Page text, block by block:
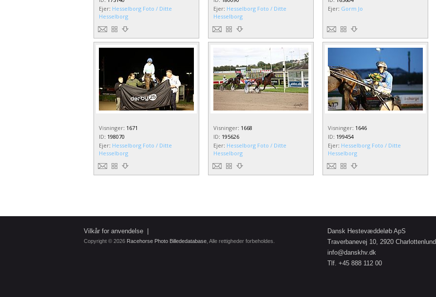
Ejer: Hesselborg Foto / Ditte
Hesselborg
Ejer: Hesselborg Foto / Ditte
Hesselborg
Ejer: Gorm Jo
Visninger: 1671
ID: 198070
Ejer: Hesselborg Foto / Ditte
Hesselborg
Visninger: 1668
ID: 195626
Ejer: Hesselborg Foto / Ditte
Hesselborg
Visninger: 1646
ID: 199454
Ejer: Hesselborg Foto / Ditte
Hesselborg
Vilkår for anvendelse
Copyright © 2026 Racehorse Photo Billededatabase , Alle rettigheder forbeholdes.
Dansk Hestevæddeløb ApS
Traverbanevej 10, 2920 Charlottenlund
info@danskhv.dk
Tlf. +45 888 112 00